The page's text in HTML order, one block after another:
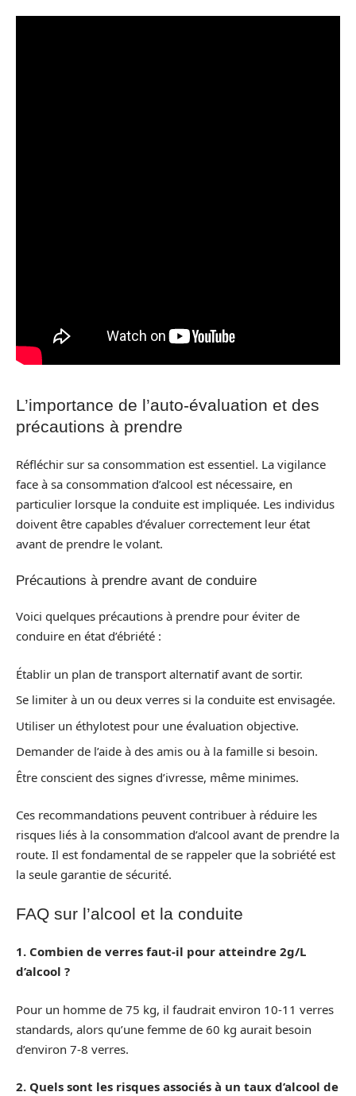
L’importance de l’auto-évaluation et des
précautions à prendre
Réfléchir sur sa consommation est essentiel. La vigilance
face à sa consommation d’alcool est nécessaire, en
particulier lorsque la conduite est impliquée. Les individus
doivent être capables d’évaluer correctement leur état
avant de prendre le volant.
Précautions à prendre avant de conduire
Voici quelques précautions à prendre pour éviter de
conduire en état d’ébriété :
Établir un plan de transport alternatif avant de sortir.
Se limiter à un ou deux verres si la conduite est envisagée.
Utiliser un éthylotest pour une évaluation objective.
Demander de l’aide à des amis ou à la famille si besoin.
Être conscient des signes d’ivresse, même minimes.
Ces recommandations peuvent contribuer à réduire les
risques liés à la consommation d’alcool avant de prendre la
route. Il est fondamental de se rappeler que la sobriété est
la seule garantie de sécurité.
FAQ sur l’alcool et la conduite
1. Combien de verres faut-il pour atteindre 2g/L
d’alcool ?
Pour un homme de 75 kg, il faudrait environ 10-11 verres
standards, alors qu’une femme de 60 kg aurait besoin
d’environ 7-8 verres.
2. Quels sont les risques associés à un taux d’alcool de